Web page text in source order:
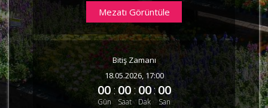
Mezatı Görüntüle
Bitiş Zamanı
18.05.2026, 17:00
00
Gün
:00
Saat
: 00
Dak
:00
San